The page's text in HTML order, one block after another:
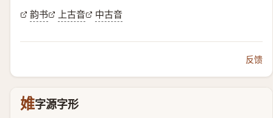
韵书 上古音 中古音
反馈
婎字源字形